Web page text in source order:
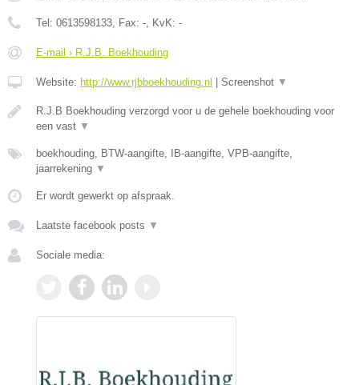
Tel: 0613598133, Fax: -, KvK: -
E-mail › R.J.B. Boekhouding
Website: http://www.rjbboekhouding.nl Screenshot ▼
R.J.B Boekhouding verzorgd voor u de gehele boekhouding voor
een vast ▼
boekhouding, BTW-aangifte, IB-aangifte, VPB-aangifte,
jaarrekening ▼
Er wordt gewerkt op afspraak.
Laatste facebook posts ▼
Sociale media: